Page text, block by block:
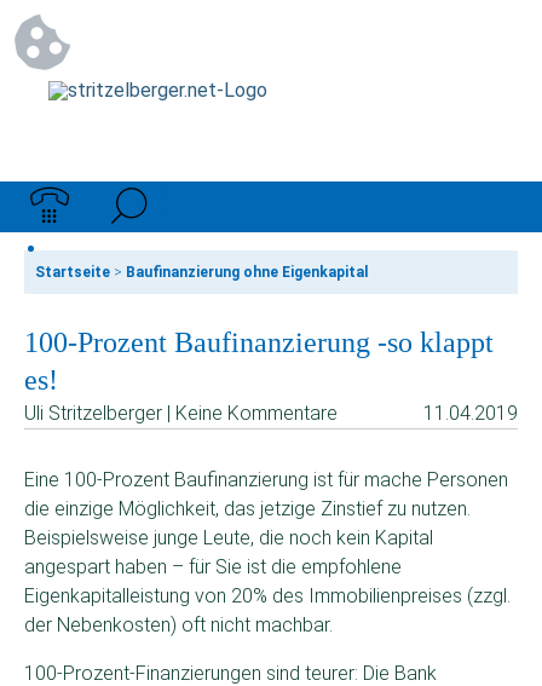
Startseite > Baufinanzierung ohne Eigenkapital
100-Prozent Baufinanzierung -so klappt
es!
Uli Stritzelberger | Keine Kommentare 11.04.2019
Eine 100-Prozent Baufinanzierung ist für mache Personen
die einzige Möglichkeit, das jetzige Zinstief zu nutzen.
Beispielsweise junge Leute, die noch kein Kapital
angespart haben – für Sie ist die empfohlene
Eigenkapitalleistung von 20% des Immobilienpreises (zzgl.
der Nebenkosten) oft nicht machbar.
100-Prozent-Finanzierungen sind teurer: Die Bank